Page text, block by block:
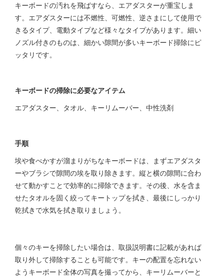
キーボードの汚れを飛ばすなら、エアダスターが重宝しま
す。エアダスターには不燃性、可燃性、逆さまにして使用で
きるタイプ、電動タイプなど様々なタイプがあります。細い
ノズル付きのものは、細かい隙間が多いキーボード掃除にピ
ッタリです。
キーボードの掃除に必要なアイテム
エアダスター、タオル、キーリムーバー、中性洗剤
手順
埃や食べかすが溜まりがちなキーボードは、まずエアダスタ
ーやブラシで隙間の埃を取り除きます。縦と横の隙間に合わ
せて動かすことで効率的に掃除できます。その後、水を含ま
せたタオルを固く絞ってキートップを拭き、最後にしっかり
乾拭きで水気を拭き取りましょう。
個々のキーを掃除したい場合は、取扱説明書に記載があれば
取り外して掃除することも可能です。キーの配置を忘れない
ようキーボード全体の写真を撮ってから、キーリムーバーと